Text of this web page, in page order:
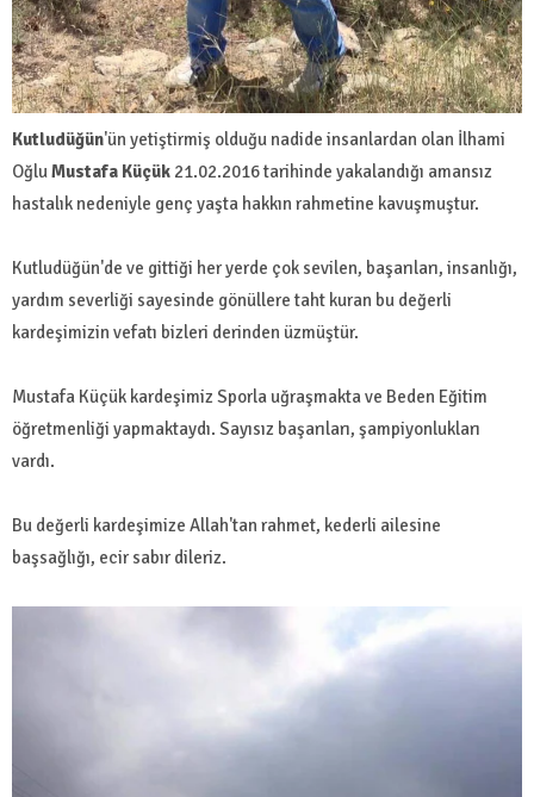
Kutludüğün'ün yetiştirmiş olduğu nadide insanlardan olan İlhami
OğluMustafa Küçük 21.02.2016 tarihinde yakalandığı amansız
hastalık nedeniyle genç yaşta hakkın rahmetine kavuşmuştur.
Kutludüğün'de ve gittiği her yerde çok sevilen, başarıları, insanlığı,
yardım severliği sayesinde gönüllere taht kuran bu değerli
kardeşimizin vefatı bizleri derinden üzmüştür.
Mustafa Küçük kardeşimiz Sporla uğraşmakta ve Beden Eğitim
öğretmenliği yapmaktaydı. Sayısız başarıları, şampiyonlukları
vardı.
Bu değerli kardeşimize Allah'tan rahmet, kederli ailesine
başsağlığı, ecir sabır dileriz.